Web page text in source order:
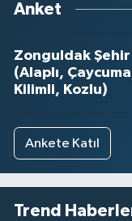
Anket
Zonguldak Şehir
(Alaplı,
Kilimli, Kozlu)
Ankete Katıl
Trend